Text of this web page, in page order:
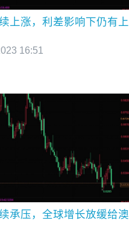
上涨，利差影响下仍有上
16:51
承压，全球增长放缓给澳